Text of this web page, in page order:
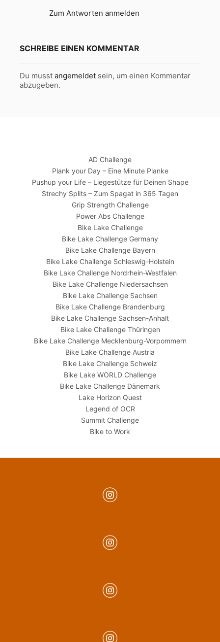
Zum Antworten anmelden
SCHREIBE EINEN KOMMENTAR
Du musst angemeldet sein, um einen Kommentar
abzugeben.
AD Challenge
Plank your Day – Eine Minute Planke
Pushup your Life – Liegestütze für Deinen Shape
Strechy Splits – Zum Spagat in 365 Tagen
Grip Strength Challenge
Power Abs Challenge
Bike Lake Challenge
Bike Lake Challenge Germany
Bike Lake Challenge Bayern
Bike Lake Challenge Schleswig-Holstein
Bike Lake Challenge Nordrhein-Westfalen
Bike Lake Challenge Niedersachsen
Bike Lake Challenge Sachsen
Bike Lake Challenge Brandenburg
Bike Lake Challenge Sachsen-Anhalt
Bike Lake Challenge Thüringen
Bike Lake Challenge Mecklenburg-Vorpommern
Bike Lake Challenge Austria
Bike Lake Challenge Schweiz
Bike Lake WORLD Challenge
Bike Lake Challenge Dänemark
Lake Horizon Quest
Legend of OCR
Summit Challenge
Bike to Work